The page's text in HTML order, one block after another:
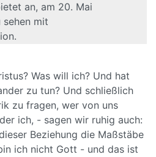
an, am 20. Mai
sehen mit
Was will ich? Und hat
zu tun? Und schließlich
zu fragen, wer von uns
ich, - sagen wir ruhig auch:
Beziehung die Maßstäbe
ich nicht Gott - und das ist